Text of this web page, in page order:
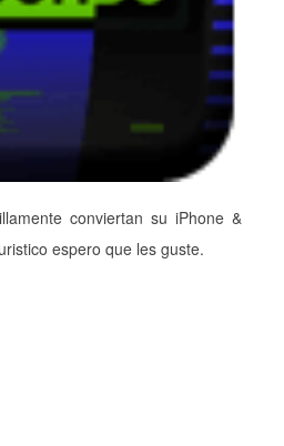
conviertan su iPhone &
espero que les guste.